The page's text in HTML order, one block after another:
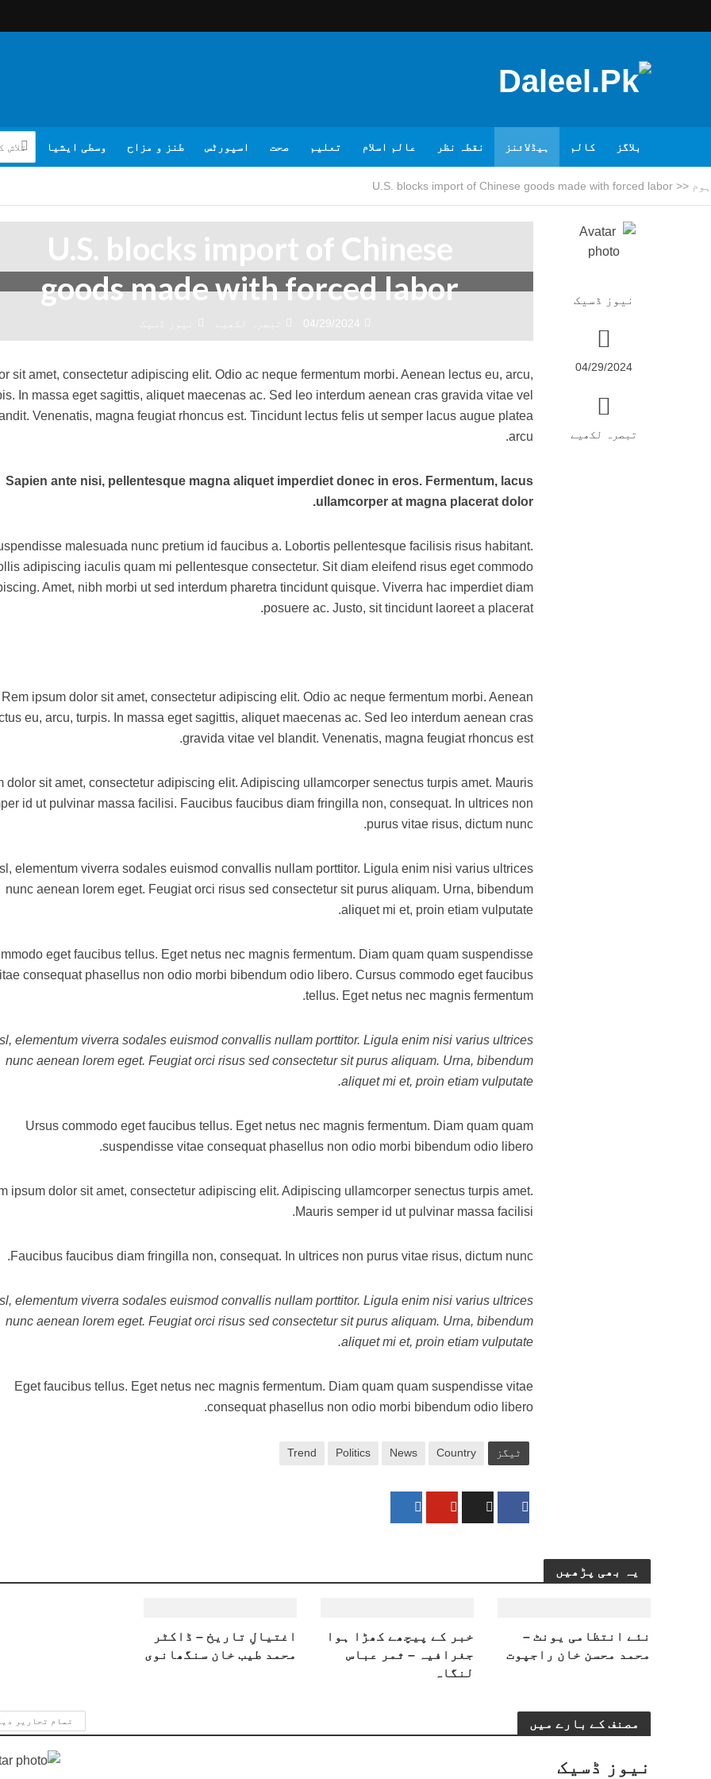
بلاگز کالم ہیڈلائنز نقطہ نظر عالم اسلام تعلیم صحت اسپورٹس طنز و مزاح وسطی ایشیا
ہوم <<
U.S. blocks import of Chinese goods made with forced labor
نیوز ڈسیک
04/29/2024
تبصرہ لکھیے
U.S. blocks import of Chinese
goods made with forced labor
04/29/2024
sit amet, consectetur adipiscing elit. Odio ac neque fermentum morbi. Aenean lectus eu, arcu,
In massa eget sagittis, aliquet maecenas ac. Sed leo interdum aenean cras gravida vitae vel
Venenatis, magna feugiat rhoncus est. Tincidunt lectus felis ut semper lacus augue platea
arcu.
Sapien ante nisi, pellentesque magna aliquet imperdiet donec in eros. Fermentum, lacus
ullamcorper at magna placerat dolor.
malesuada nunc pretium id faucibus a. Lobortis pellentesque facilisis risus habitant.
adipiscing iaculis quam mi pellentesque consectetur. Sit diam eleifend risus eget commodo
Amet, nibh morbi ut sed interdum pharetra tincidunt quisque. Viverra hac imperdiet diam
posuere ac. Justo, sit tincidunt laoreet a placerat.
Rem ipsum dolor sit amet, consectetur adipiscing elit. Odio ac neque fermentum morbi. Aenean
eu, arcu, turpis. In massa eget sagittis, aliquet maecenas ac. Sed leo interdum aenean cras
gravida vitae vel blandit. Venenatis, magna feugiat rhoncus est.
dolor sit amet, consectetur adipiscing elit. Adipiscing ullamcorper senectus turpis amet. Mauris
id ut pulvinar massa facilisi. Faucibus faucibus diam fringilla non, consequat. In ultrices non
purus vitae risus, dictum nunc.
elementum viverra sodales euismod convallis nullam porttitor. Ligula enim nisi varius ultrices
nunc aenean lorem eget. Feugiat orci risus sed consectetur sit purus aliquam. Urna, bibendum
aliquet mi et, proin etiam vulputate.
eget faucibus tellus. Eget netus nec magnis fermentum. Diam quam quam suspendisse
consequat phasellus non odio morbi bibendum odio libero. Cursus commodo eget faucibus
tellus. Eget netus nec magnis fermentum.
elementum viverra sodales euismod convallis nullam porttitor. Ligula enim nisi varius ultrices
nunc aenean lorem eget. Feugiat orci risus sed consectetur sit purus aliquam. Urna, bibendum
aliquet mi et, proin etiam vulputate.
Ursus commodo eget faucibus tellus. Eget netus nec magnis fermentum. Diam quam quam
suspendisse vitae consequat phasellus non odio morbi bibendum odio libero.
ipsum dolor sit amet, consectetur adipiscing elit. Adipiscing ullamcorper senectus turpis amet.
Mauris semper id ut pulvinar massa facilisi.
Faucibus faucibus diam fringilla non, consequat. In ultrices non purus vitae risus, dictum nunc.
elementum viverra sodales euismod convallis nullam porttitor. Ligula enim nisi varius ultrices
nunc aenean lorem eget. Feugiat orci risus sed consectetur sit purus aliquam. Urna, bibendum
aliquet mi et, proin etiam vulputate.
Eget faucibus tellus. Eget netus nec magnis fermentum. Diam quam quam suspendisse vitae
consequat phasellus non odio morbi bibendum odio libero.
ٹیگز Country
News
Politics
Trend
یہ بھی پڑھیں
​نئے انتظامی یونٹ –
محمد محسن خان راجپوت
خبر کے پیچھے کھڑا ہوا
جغرافیہ – ثمر عباس
لنگاہ
اغتیالِ تاریخ – ڈاکٹر
محمد طیب خان سنگھانوی
مصنف کے بارے میں تمام تحاریر
نیوز ڈسیک